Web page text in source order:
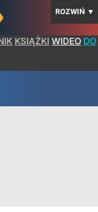
ROZWIŃ ▼
KSIĄŻKI WIDEO DO